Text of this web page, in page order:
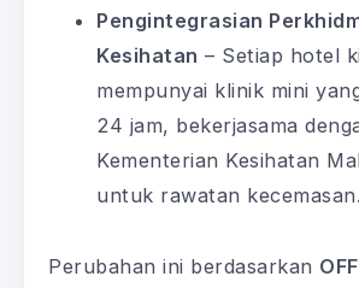
Pengintegrasian
Kesihatan – Setiap hotel
mempunyai klinik mini
24 jam, bekerjasama
Kementerian Kesihatan
untuk rawatan kecemasan.
Perubahan ini berdasarkan